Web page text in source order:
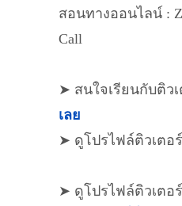
สอนทางออนไลน์ :
Call
➤ สนใจเรียนกับติว
เลย
➤ ดูโปรไฟล์ติวเตอ
➤ ดูโปรไฟล์ติวเตอ